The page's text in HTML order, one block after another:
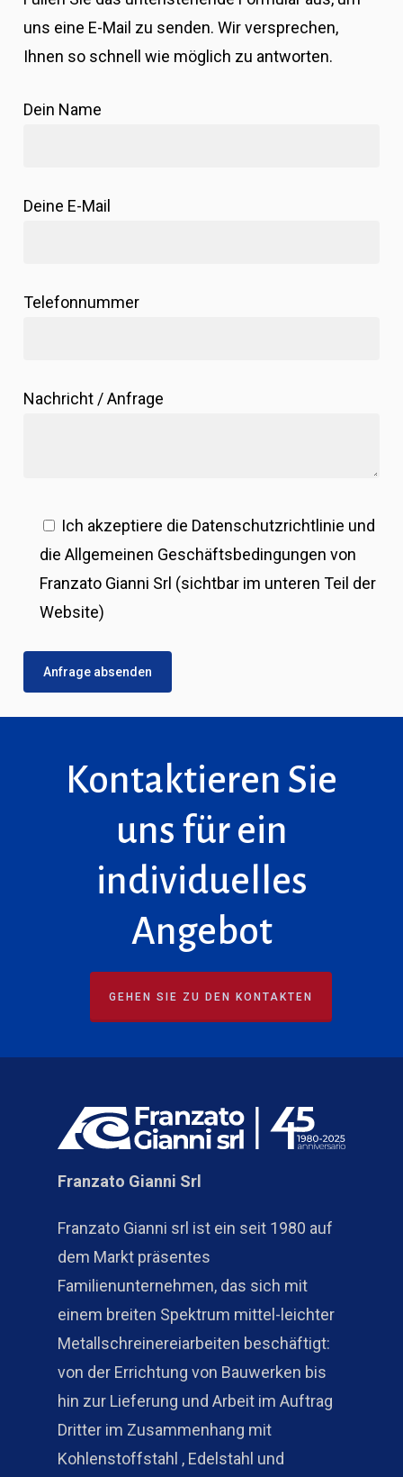
uns eine E-Mail zu senden. Wir versprechen,
Ihnen so schnell wie möglich zu antworten.
Dein Name
Deine E-Mail
Telefonnummer
Nachricht / Anfrage
Ich akzeptiere die Datenschutzrichtlinie und
die Allgemeinen Geschäftsbedingungen von
Franzato Gianni Srl (sichtbar im unteren Teil der
Website)
Kontaktieren Sie
uns für ein
individuelles
Angebot
GEHEN SIE ZU DEN KONTAKTEN
Franzato Gianni Srl
Franzato Gianni srl ist ein seit 1980 auf
dem Markt präsentes
Familienunternehmen, das sich mit
einem breiten Spektrum mittel-leichter
Metallschreinereiarbeiten beschäftigt:
von der Errichtung von Bauwerken bis
hin zur Lieferung und Arbeit im Auftrag
Dritter im Zusammenhang mit
Kohlenstoffstahl , Edelstahl und